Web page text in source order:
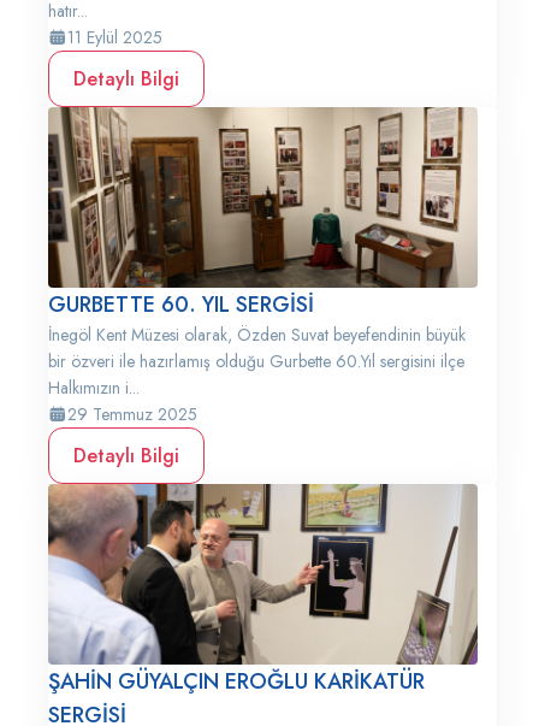
hatır...
11 Eylül 2025
Detaylı Bilgi
GURBETTE 60. YIL SERGİSİ
İnegöl Kent Müzesi olarak, Özden Suvat beyefendinin büyük
bir özveri ile hazırlamış olduğu Gurbette 60.Yıl sergisini ilçe
Halkımızın i...
29 Temmuz 2025
Detaylı Bilgi
ŞAHİN GÜYALÇIN EROĞLU KARİKATÜR
SERGİSİ